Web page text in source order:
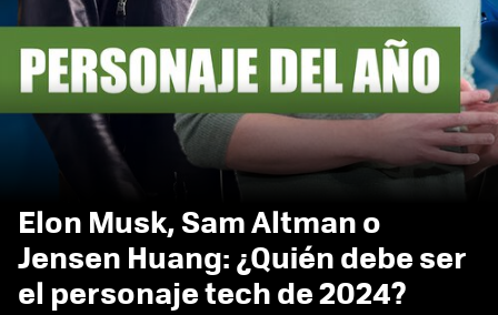
Elon Musk, Sam Altman o
Jensen Huang: ¿Quién debe ser
el personaje tech de 2024?